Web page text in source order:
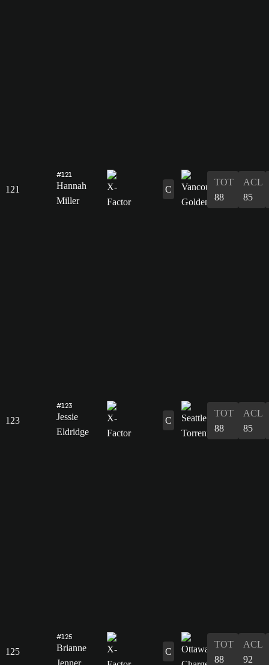
121
#121
Hannah
Miller
C
TOT
88
ACL
85
123
#123
Jessie
Eldridge
C
TOT
88
ACL
85
125
#125
Brianne
Jenner
C
TOT
88
ACL
92